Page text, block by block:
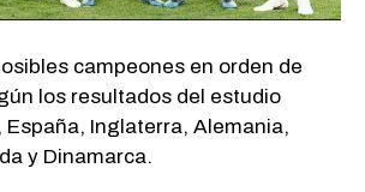
campeones en orden de
los resultados del estudio
Inglaterra, Alemania,
y Dinamarca.